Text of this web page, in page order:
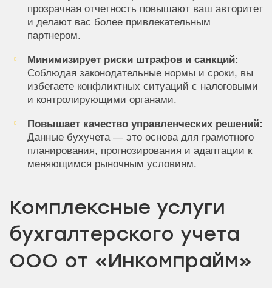
прозрачная отчетность повышают ваш авторитет
и делают вас более привлекательным
партнером.
Минимизирует риски штрафов и санкций:
Соблюдая законодательные нормы и сроки, вы
избегаете конфликтных ситуаций с налоговыми
и контролирующими органами.
Повышает качество управленческих решений:
Данные бухучета — это основа для грамотного
планирования, прогнозирования и адаптации к
меняющимся рыночным условиям.
Комплексные услуги
бухгалтерского учета
ООО от «Инкомпрайм»